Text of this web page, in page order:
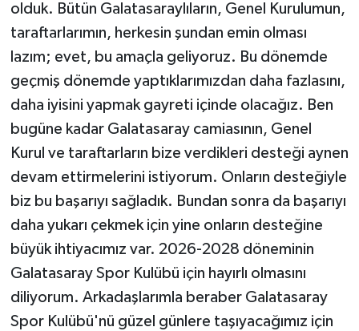
olduk. Bütün Galatasaraylıların, Genel Kurulumun,
taraftarlarımın, herkesin şundan emin olması
lazım; evet, bu amaçla geliyoruz. Bu dönemde
geçmiş dönemde yaptıklarımızdan daha fazlasını,
daha iyisini yapmak gayreti içinde olacağız. Ben
bugüne kadar Galatasaray camiasının, Genel
Kurul ve taraftarların bize verdikleri desteği aynen
devam ettirmelerini istiyorum. Onların desteğiyle
biz bu başarıyı sağladık. Bundan sonra da başarıyı
daha yukarı çekmek için yine onların desteğine
büyük ihtiyacımız var. 2026-2028 döneminin
Galatasaray Spor Kulübü için hayırlı olmasını
diliyorum. Arkadaşlarımla beraber Galatasaray
Spor Kulübü'nü güzel günlere taşıyacağımız için